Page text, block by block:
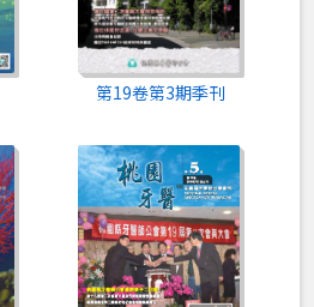
第19卷第3期季刊